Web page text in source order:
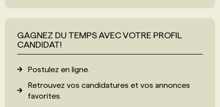
GAGNEZ DU TEMPS AVEC VOTRE PROFIL
CANDIDAT!
Postulez en ligne.
Retrouvez vos candidatures et vos annonces
favorites.